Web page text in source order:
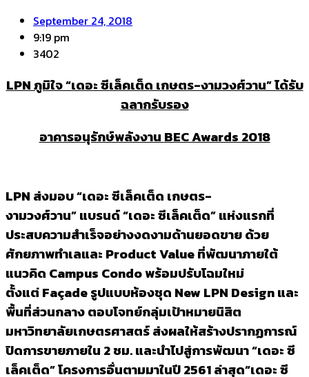
September 24, 2018
9:19 pm
3402
LPN ภูมิใจ “เดอะ ซีเล็คเต็ด เกษตร-งามวงศ์วาน” ได้รับ
ฉลากรับรอง
อาคารอนุรักษ์พลังงาน BEC Awards 2018
LPN ส่งมอบ “เดอะ ซีเล็คเต็ด เกษตร-
งามวงศ์วาน” แบรนด์ “เดอะ ซีเล็คเต็ด” แห่งแรกที่
ประสบความสำเร็จอย่างงดงามด้านยอดขาย ด้วย
ศักยภาพทำเลและ Product Value ที่พัฒนาภายใต้
แนวคิด Campus Condo พร้อมปรับโฉมใหม่
ตั้งแต่ Façade รูปแบบห้องชุด New LPN Design และ
พื้นที่ส่วนกลาง ตอบโจทย์กลุ่มเป้าหมายนิสิต
มหาวิทยาลัยเกษตรศาสตร์ ส่งผลให้สร้างปรากฏการณ์
ปิดการขายภายใน 2 ชม. และนำไปสู่การพัฒนา “เดอะ ซี
เล็คเต็ด” โครงการอื่นตามมาในปี 2561 ล่าสุด“เดอะ ซี